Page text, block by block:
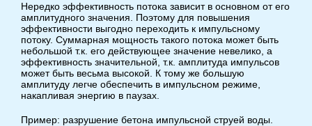
Нередко эффективность потока зависит в основном от его
амплитудного значения. Поэтому для повышения
эффективности выгодно переходить к импульсному
потоку. Суммарная мощность такого потока может быть
небольшой т.к. его действующее значение невелико, а
эффективность значительной, т.к. амплитуда импульсов
может быть весьма высокой. К тому же большую
амплитуду легче обеспечить в импульсном режиме,
накапливая энергию в паузах.
Пример: разрушение бетона импульсной струей воды.